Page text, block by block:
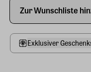
Zur Wunschliste
Exklusiver